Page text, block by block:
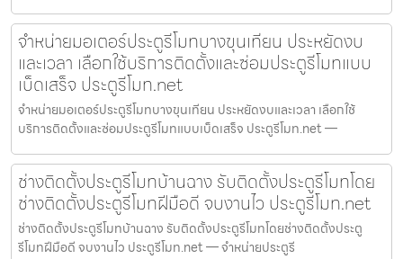
จำหน่ายมอเตอร์ประตูรีโมทบางขุนเทียน ประหยัดงบ
และเวลา เลือกใช้บริการติดตั้งและซ่อมประตูรีโมทแบบ
เบ็ดเสร็จ ประตูรีโมท.net
จำหน่ายมอเตอร์ประตูรีโมทบางขุนเทียน ประหยัดงบและเวลา เลือกใช้
บริการติดตั้งและซ่อมประตูรีโมทแบบเบ็ดเสร็จ ประตูรีโมท.net —
ช่างติดตั้งประตูรีโมทบ้านฉาง รับติดตั้งประตูรีโมทโดย
ช่างติดตั้งประตูรีโมทฝีมือดี จบงานไว ประตูรีโมท.net
ช่างติดตั้งประตูรีโมทบ้านฉาง รับติดตั้งประตูรีโมทโดยช่างติดตั้งประตู
รีโมทฝีมือดี จบงานไว ประตูรีโมท.net — จำหน่ายประตูรี